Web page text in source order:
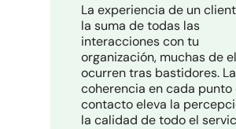
La experiencia de un
la suma de todas las
interacciones con tu
organización, muchas de
ocurren tras bastidores. La
coherencia en cada punto
contacto eleva la
la calidad de todo el